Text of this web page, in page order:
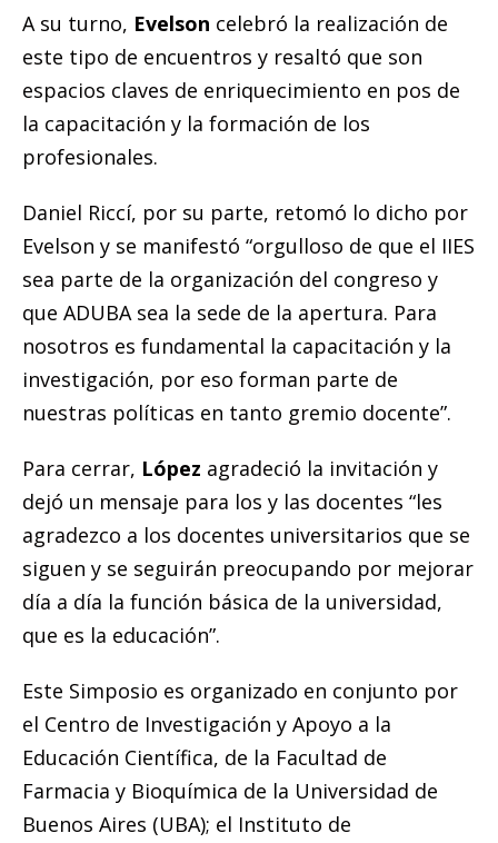
A su turno, Evelson celebró la realización de
este tipo de encuentros y resaltó que son
espacios claves de enriquecimiento en pos de
la capacitación y la formación de los
profesionales.
Daniel Riccí, por su parte, retomó lo dicho por
Evelson y se manifestó “orgulloso de que el IIES
sea parte de la organización del congreso y
que ADUBA sea la sede de la apertura. Para
nosotros es fundamental la capacitación y la
investigación, por eso forman parte de
nuestras políticas en tanto gremio docente”.
Para cerrar, López agradeció la invitación y
dejó un mensaje para los y las docentes “les
agradezco a los docentes universitarios que se
siguen y se seguirán preocupando por mejorar
día a día la función básica de la universidad,
que es la educación”.
Este Simposio es organizado en conjunto por
el Centro de Investigación y Apoyo a la
Educación Científica, de la Facultad de
Farmacia y Bioquímica de la Universidad de
Buenos Aires (UBA); el Instituto de